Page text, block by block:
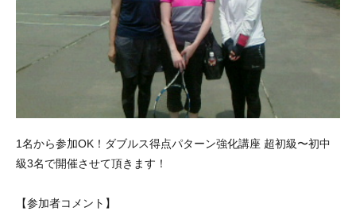
1名から参加OK！ダブルス得点パターン強化講座 超初級〜初中
級3名で開催させて頂きます！
【参加者コメント】